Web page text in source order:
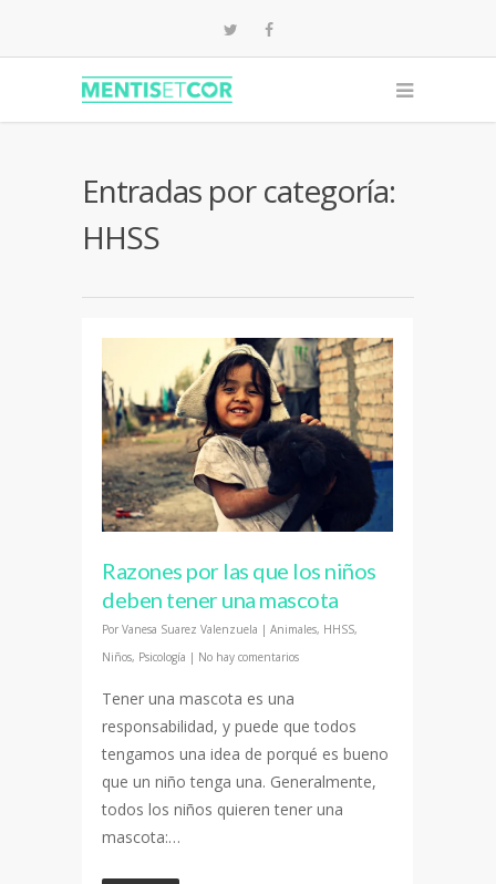
Entradas por categoría:
HHSS
Razones por las que los niños
deben tener una mascota
Por Vanesa Suarez Valenzuela | Animales, HHSS,
Niños, Psicología | No hay comentarios
Tener una mascota es una
responsabilidad, y puede que todos
tengamos una idea de porqué es bueno
que un niño tenga una. Generalmente,
todos los niños quieren tener una
mascota:…